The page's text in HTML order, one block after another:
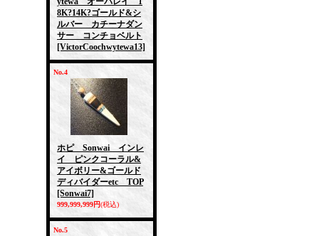
8K?14K?ゴールド&シ
ルバー カチーナダン
サー コンチョベルト
[VictorCoochwytewa13]
No.4
ホピ Sonwai インレ
イ ピンクコーラル&
アイボリー&ゴールド
ディバイダーetc TOP
[Sonwai7]
999,999,999円(税込)
No.5